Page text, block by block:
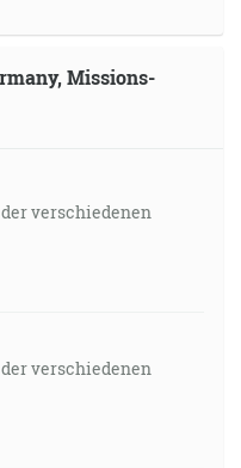
Missions-
verschiedenen
verschiedenen